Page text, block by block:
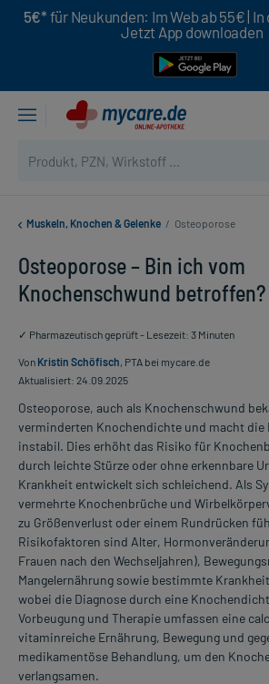
5€* für Neukunden: Im Web ab 55€ | In
Jetzt App downloaden
Muskeln, Knochen & Gelenke / Osteoporose
Osteoporose – Bin ich vom
Knochenschwund betroffen?
✓ Pharmazeutisch geprüft - Lesezeit: 3 Minuten
Von Kristin Schöfisch, PTA bei mycare.de
Aktualisiert: 24.09.2025
Osteoporose, auch als Knochenschwund
verminderten Knochendichte und macht die
instabil. Dies erhöht das Risiko für
durch leichte Stürze oder ohne erkennbare
Krankheit entwickelt sich schleichend. Als
vermehrte Knochenbrüche und
zu Größenverlust oder einem Rundrücken
Risikofaktoren sind Alter,
Frauen nach den Wechseljahren),
Mangelernährung sowie bestimmte
wobei die Diagnose durch eine
Vorbeugung und Therapie umfassen eine
vitaminreiche Ernährung, Bewegung und
medikamentöse Behandlung, um den
verlangsamen.